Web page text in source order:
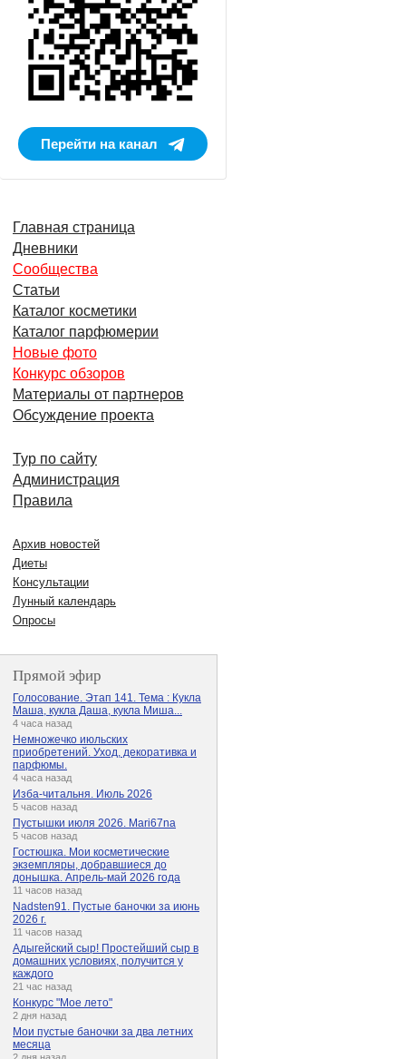
Перейти на канал
Главная страница
Дневники
Сообщества
Статьи
Каталог косметики
Каталог парфюмерии
Новые фото
Конкурс обзоров
Материалы от партнеров
Обсуждение проекта
Тур по сайту
Администрация
Правила
Архив новостей
Диеты
Консультации
Лунный календарь
Опросы
Прямой эфир
Голосование. Этап 141. Тема : Кукла
Маша, кукла Даша, кукла Миша...
4 часа назад
Немножечко июльских
приобретений. Уход, декоративка и
парфюмы.
4 часа назад
Изба-читальня. Июль 2026
5 часов назад
Пустышки июля 2026. Mari67na
5 часов назад
Гостюшка. Мои косметические
экземпляры, добравшиеся до
донышка. Апрель-май 2026 года
11 часов назад
Nadsten91. Пустые баночки за июнь
2026 г.
11 часов назад
Адыгейский сыр! Простейший сыр в
домашних условиях, получится у
каждого
21 час назад
Конкурс "Мое лето"
2 дня назад
Мои пустые баночки за два летних
месяца